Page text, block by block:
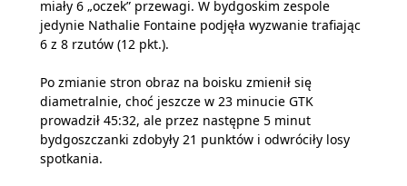
miały 6 „oczek” przewagi. W bydgoskim zespole
jedynie Nathalie Fontaine podjęła wyzwanie trafiając
6 z 8 rzutów (12 pkt.).
Po zmianie stron obraz na boisku zmienił się
diametralnie, choć jeszcze w 23 minucie GTK
prowadził 45:32, ale przez następne 5 minut
bydgoszczanki zdobyły 21 punktów i odwróciły losy
spotkania.